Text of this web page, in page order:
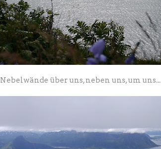
Nebelwände über uns, neben uns, um uns...